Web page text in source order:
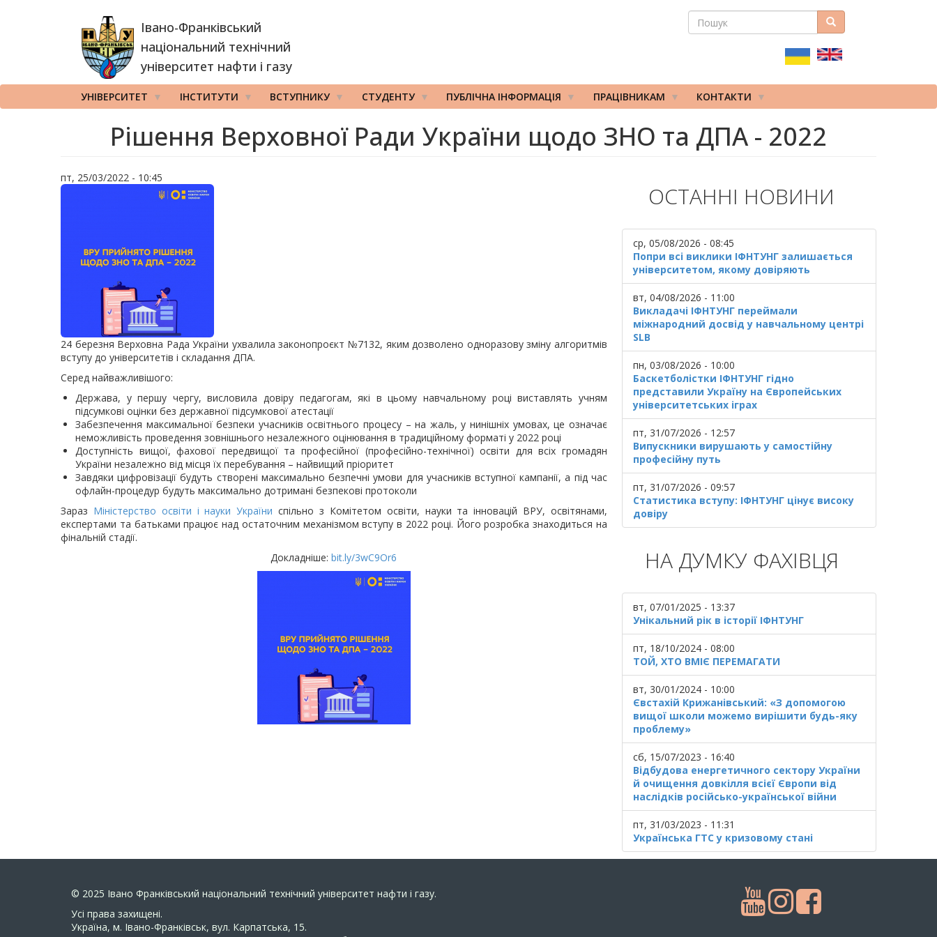
Івано-Франківський
національний технічний
університет нафти і газу
ПОШУКОВА
ПОШУК Пошук
УНІВЕРСИТЕТ ІНСТИТУТИ ВСТУПНИКУ СТУДЕНТУ ПУБЛІЧНА ІНФОРМАЦІЯ ПРАЦІВНИКАМ КОНТАКТИ
Рішення Верховної Ради України щодо ЗНО та ДПА - 2022
пт, 25/03/2022 - 10:45
24 березня Верховна Рада України ухвалила законопроєкт №7132, яким дозволено одноразову зміну алгоритмів
вступу до університетів і складання ДПА.
Серед найважливішого:
Держава, у першу чергу, висловила довіру педагогам, які в цьому навчальному році виставлять учням
підсумкові оцінки без державної підсумкової атестації
Забезпечення максимальної безпеки учасників освітнього процесу – на жаль, у нинішніх умовах, це означає
неможливість проведення зовнішнього незалежного оцінювання в традиційному форматі у 2022 році
Доступність вищої, фахової передвищої та професійної (професійно-технічної) освіти для всіх громадян
України незалежно від місця їх перебування – найвищий пріоритет
Завдяки цифровізації будуть створені максимально безпечні умови для учасників вступної кампанії, а під час
офлайн-процедур будуть максимально дотримані безпекові протоколи
Зараз Міністерство освіти і науки України спільно з Комітетом освіти, науки та інновацій ВРУ, освітянами,
експертами та батьками працює над остаточним механізмом вступу в 2022 році. Його розробка знаходиться на
фінальній стадії.
Докладніше:bit.ly/3wC9Or6
ОСТАННІ НОВИНИ
ср, 05/08/2026 - 08:45
Попри всі виклики ІФНТУНГ залишається
університетом, якому довіряють
вт, 04/08/2026 - 11:00
Викладачі ІФНТУНГ переймали
міжнародний досвід у навчальному центрі
SLB
пн, 03/08/2026 - 10:00
Баскетболістки ІФНТУНГ гідно
представили Україну на Європейських
університетських іграх
пт, 31/07/2026 - 12:57
Випускники вирушають у самостійну
професійну путь
пт, 31/07/2026 - 09:57
Статистика вступу: ІФНТУНГ цінує високу
довіру
НА ДУМКУ ФАХІВЦЯ
вт, 07/01/2025 - 13:37
Унікальний рік в історії ІФНТУНГ
пт, 18/10/2024 - 08:00
ТОЙ, ХТО ВМІЄ ПЕРЕМАГАТИ
вт, 30/01/2024 - 10:00
Євстахій Крижанівський: «З допомогою
вищої школи можемо вирішити будь-яку
проблему»
сб, 15/07/2023 - 16:40
Відбудова енергетичного сектору України
й очищення довкілля всієї Європи від
наслідків російсько-української війни
пт, 31/03/2023 - 11:31
Українська ГТС у кризовому стані
© 2025 Івано Франківський національний технічний університет нафти і газу.
Усi права захищенi.
Україна, м. Івано-Франківськ, вул. Карпатська, 15.